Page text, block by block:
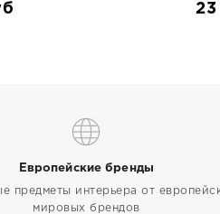
Европейские бренды
предметы интерьера от
мировых брендов